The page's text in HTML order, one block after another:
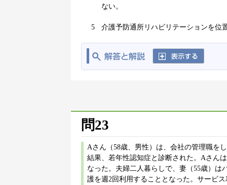
ない。
5 介護予防通所リハビリテーションを位
問23
Aさん（58歳、男性）は、会社の管理職を
結果、若年性認知症と診断された。Aさん
なった。夫婦二人暮らしで、妻（55歳）
護を週2回利用することとなった。サービ